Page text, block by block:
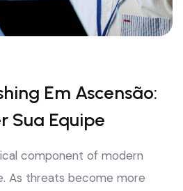
Em Ascensão:
Sua Equipe
component of modern
As threats become more